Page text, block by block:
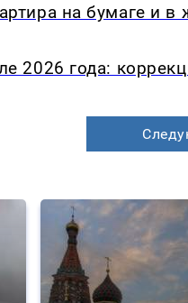
на бумаге и
2026 года: